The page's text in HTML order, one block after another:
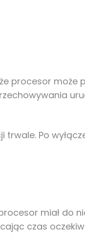
procesor
trwale. Po
miał do
czas